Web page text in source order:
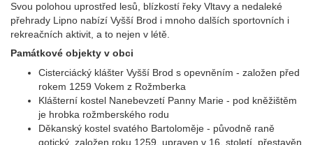
Svou polohou uprostřed lesů, blízkostí řeky Vltavy a nedaleké
přehrady Lipno nabízí Vyšší Brod i mnoho dalších sportovních i
rekreačních aktivit, a to nejen v létě.
Památkové objekty v obci
Cisterciácký klášter Vyšší Brod s opevněním - založen před
rokem 1259 Vokem z Rožmberka
Klášterní kostel Nanebevzetí Panny Marie - pod kněžištěm
je hrobka rožmberského rodu
Děkanský kostel svatého Bartoloměje - původně raně
gotický, založen roku 1259, upraven v 16. století, přestavěn